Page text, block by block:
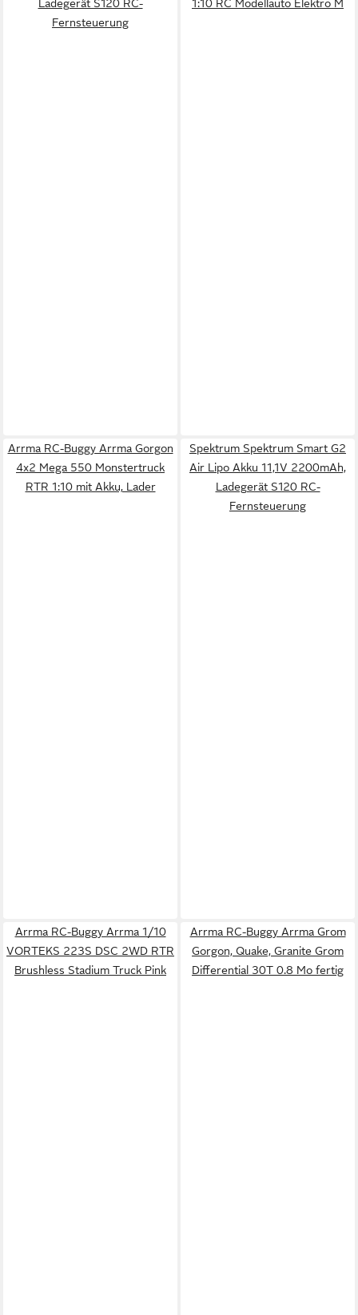
Ladegerät S120 RC-
Fernsteuerung
1:10 RC Modellauto Elektro M
Arrma RC-Buggy Arrma Gorgon
4x2 Mega 550 Monstertruck
RTR 1:10 mit Akku, Lader
Spektrum Spektrum Smart G2
Air Lipo Akku 11,1V 2200mAh,
Ladegerät S120 RC-
Fernsteuerung
Arrma RC-Buggy Arrma 1/10
VORTEKS 223S DSC 2WD RTR
Brushless Stadium Truck Pink
Arrma RC-Buggy Arrma Grom
Gorgon, Quake, Granite Grom
Differential 30T 0.8 Mo fertig